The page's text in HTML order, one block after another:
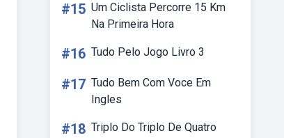
#15 Um Ciclista Percorre 15 Km
Na Primeira Hora
#16 Tudo Pelo Jogo Livro 3
#17 Tudo Bem Com Voce Em
Ingles
#18 Triplo Do Triplo De Quatro